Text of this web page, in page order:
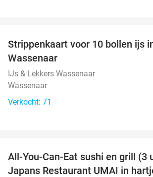
Strippenkaart voor 10 bollen ijs
Wassenaar
IJs & Lekkers Wassenaar
Wassenaar
Verkocht: 71
All-You-Can-Eat sushi en grill (3
Japans Restaurant UMAI in